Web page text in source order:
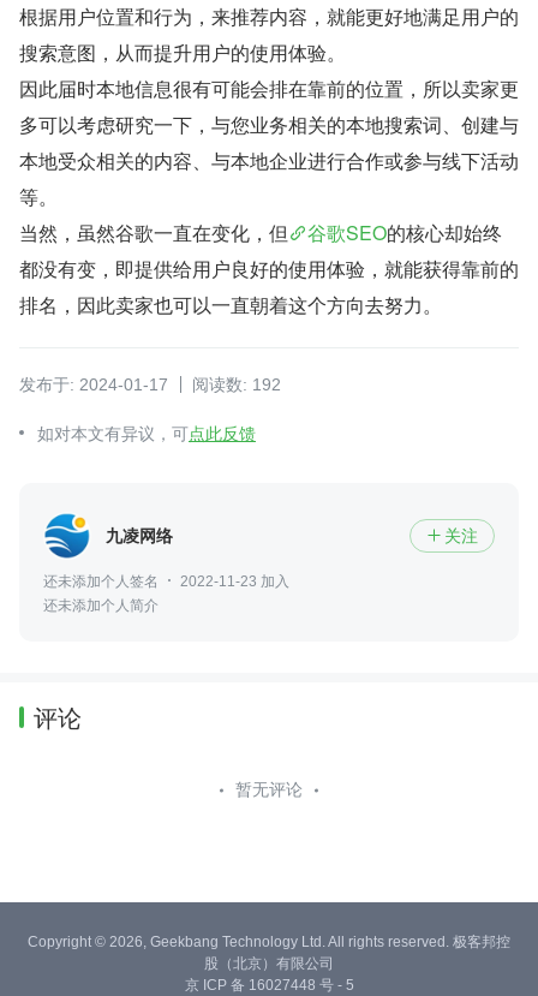
根据用户位置和行为，来推荐内容，就能更好地满足用户的
搜索意图，从而提升用户的使用体验。
因此届时本地信息很有可能会排在靠前的位置，所以卖家更
多可以考虑研究一下，与您业务相关的本地搜索词、创建与
本地受众相关的内容、与本地企业进行合作或参与线下活动
等。
当然，虽然谷歌一直在变化，但
谷歌SEO的核心却始终
都没有变，即提供给用户良好的使用体验，就能获得靠前的
排名，因此卖家也可以一直朝着这个方向去努力。
发布于: 2024-01-17 阅读数: 192
如对本文有异议，可点此反馈
九凌网络  关注
还未添加个人签名
2022-11-23 加入
还未添加个人简介
评论
暂无评论
Copyright © 2026, Geekbang Technology Ltd. All rights reserved. 极客邦控
股（北京）有限公司
京 ICP 备 16027448 号 - 5